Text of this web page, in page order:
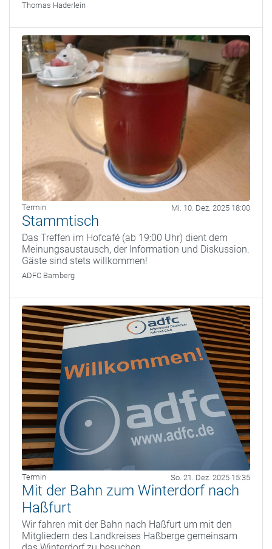
Thomas Haderlein
Termin Mi. 10. Dez. 2025 18:00
Stammtisch
Das Treffen im Hofcafé (ab 19:00 Uhr) dient dem
Meinungsaustausch, der Information und Diskussion.
Gäste sind stets willkommen!
ADFC Bamberg
Termin So. 21. Dez. 2025 15:35
Mit der Bahn zum Winterdorf nach
Haßfurt
Wir fahren mit der Bahn nach Haßfurt um mit den
Mitgliedern des Landkreises Haßberge gemeinsam